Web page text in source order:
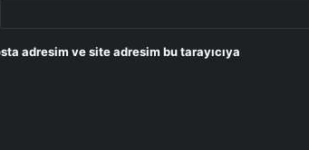
adresim ve site adresim bu tarayıcıya